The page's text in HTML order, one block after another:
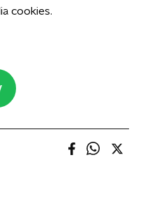
cookies.